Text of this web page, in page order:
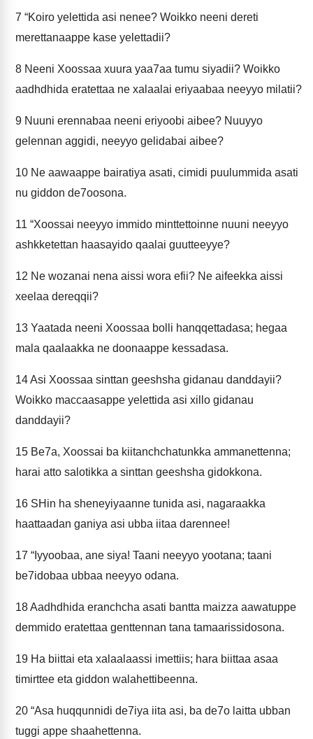
7 “Koiro yelettida asi nenee? Woikko neeni dereti
merettanaappe kase yelettadii?
8 Neeni Xoossaa xuura yaa7aa tumu siyadii? Woikko
aadhdhida eratettaa ne xalaalai eriyaabaa neeyyo milatii?
9 Nuuni erennabaa neeni eriyoobi aibee? Nuuyyo
gelennan aggidi, neeyyo gelidabai aibee?
10 Ne aawaappe bairatiya asati, cimidi puulummida asati
nu giddon de7oosona.
11 “Xoossai neeyyo immido minttettoinne nuuni neeyyo
ashkketettan haasayido qaalai guutteeyye?
12 Ne wozanai nena aissi wora efii? Ne aifeekka aissi
xeelaa dereqqii?
13 Yaatada neeni Xoossaa bolli hanqqettadasa; hegaa
mala qaalaakka ne doonaappe kessadasa.
14Asi Xoossaa sinttan geeshsha gidanau danddayii?
Woikko maccaasappe yelettida asi xillo gidanau
danddayii?
15 Be7a, Xoossai ba kiitanchchatunkka ammanettenna;
harai atto salotikka a sinttan geeshsha gidokkona.
16 SHin ha sheneyiyaanne tunida asi, nagaraakka
haattaadan ganiya asi ubba iitaa darennee!
17 “Iyyoobaa, ane siya! Taani neeyyo yootana; taani
be7idobaa ubbaa neeyyo odana.
18Aadhdhida eranchcha asati bantta maizza aawatuppe
demmido eratettaa genttennan tana tamaarissidosona.
19 Ha biittai eta xalaalaassi imettiis; hara biittaa asaa
timirttee eta giddon walahettibeenna.
20 “Asa huqqunnidi de7iya iita asi, ba de7o laitta ubban
tuggi appe shaahettenna.